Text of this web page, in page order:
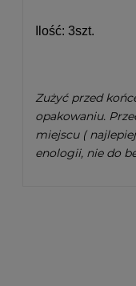
Ilość: 3szt.
Zużyć przed
opakowaniu.
miejscu (
enologii, nie do